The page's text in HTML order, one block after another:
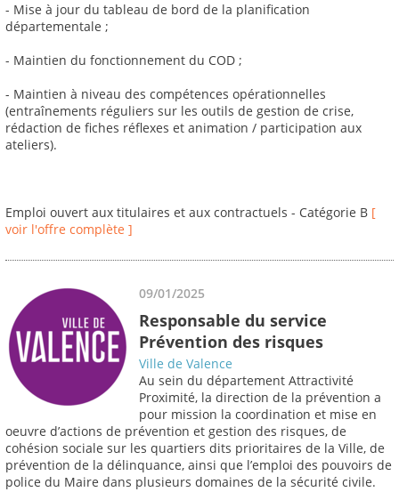
- Mise à jour du tableau de bord de la planification
départementale ;
- Maintien du fonctionnement du COD ;
- Maintien à niveau des compétences opérationnelles
(entraînements réguliers sur les outils de gestion de crise,
rédaction de fiches réflexes et animation / participation aux
ateliers).
Emploi ouvert aux titulaires et aux contractuels - Catégorie B [
voir l'offre complète ]
09/01/2025
Responsable du service
Prévention des risques
Ville de Valence
Au sein du département Attractivité
Proximité, la direction de la prévention a
pour mission la coordination et mise en
oeuvre d’actions de prévention et gestion des risques, de
cohésion sociale sur les quartiers dits prioritaires de la Ville, de
prévention de la délinquance, ainsi que l’emploi des pouvoirs de
police du Maire dans plusieurs domaines de la sécurité civile.